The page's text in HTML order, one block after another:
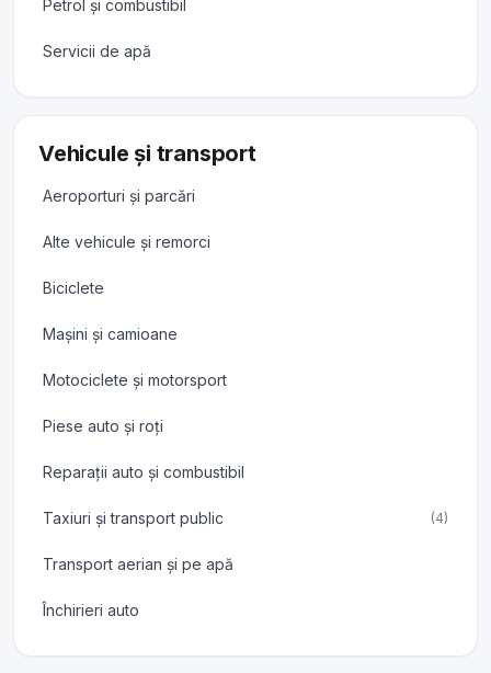
Petrol și combustibil
Servicii de apă
Vehicule și transport
Aeroporturi și parcări
Alte vehicule și remorci
Biciclete
Mașini și camioane
Motociclete și motorsport
Piese auto și roți
Reparații auto și combustibil
Taxiuri și transport public (4)
Transport aerian și pe apă
Închirieri auto